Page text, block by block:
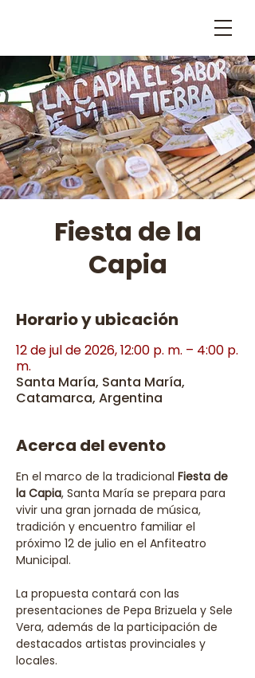
Fiesta de la
Capia
Horario y ubicación
12 de jul de 2026, 12:00 p. m. – 4:00 p.
m.
Santa María, Santa María,
Catamarca, Argentina
Acerca del evento
En el marco de la tradicional Fiesta de
la Capia, Santa María se prepara para
vivir una gran jornada de música,
tradición y encuentro familiar el
próximo 12 de julio en el Anfiteatro
Municipal.
La propuesta contará con las
presentaciones de Pepa Brizuela y Sele
Vera, además de la participación de
destacados artistas provinciales y
locales.